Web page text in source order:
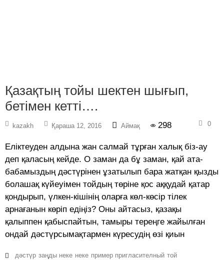
Қазақтың тойы шектен шығып,
бетімен кетті….
kazakh Қараша 12, 2016 Аймақ 298 0
Еліктеуден алдына жан салмай тұрған халық біз-ау
деп қаласың кейде. О заман да бұ заман, қай ата-
бабамыздың дәстүрінен ұзатылып бара жатқан қызды
болашақ күйеуімен тойдың төріне қос аққудай қатар
қондырып, үлкен-кішінің оларға көл-көсір тілек
арнағанын көріп едіңіз? Оны айтасыз, қазақы
қалыппен қабыспайтын, тамыры тереңге жайылған
ондай дәстүрсымақтармен күресудің өзі қиын
дәстүр заңды неке неке пример пригласителный той